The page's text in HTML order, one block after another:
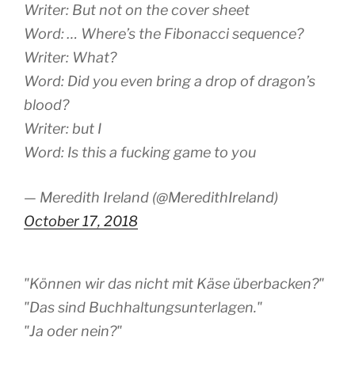
Writer: But not on the cover sheet
Word: … Where’s the Fibonacci sequence?
Writer: What?
Word: Did you even bring a drop of dragon’s
blood?
Writer: but I
Word: Is this a fucking game to you
— Meredith Ireland (@MeredithIreland)
October 17, 2018
"Können wir das nicht mit Käse überbacken?"
"Das sind Buchhaltungsunterlagen."
"Ja oder nein?"